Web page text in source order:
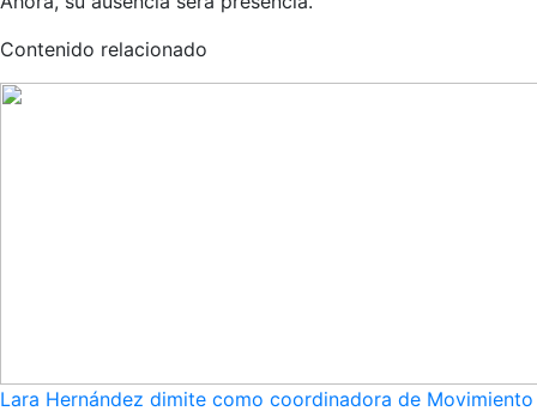
Contenido relacionado
Lara Hernández dimite como coordinadora de Movimiento